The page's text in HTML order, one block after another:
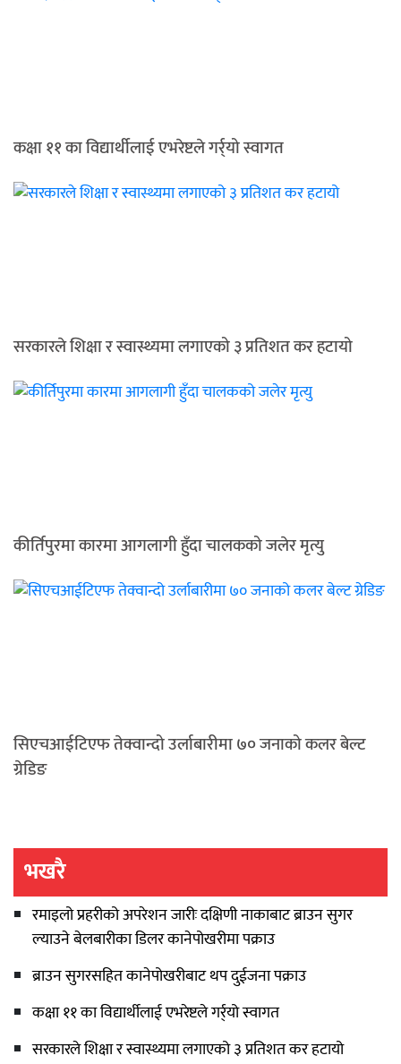
कक्षा ११ का विद्यार्थीलाई एभरेष्टले गर्र्यो स्वागत
सरकारले शिक्षा र स्वास्थ्यमा लगाएको ३ प्रतिशत कर हटायो
कीर्तिपुरमा कारमा आगलागी हुँदा चालकको जलेर मृत्यु
सिएचआईटिएफ तेक्वान्दो उर्लाबारीमा ७० जनाको कलर बेल्ट
ग्रेडिङ
भखरै
रमाइलो प्रहरीको अपरेशन जारीः दक्षिणी नाकाबाट ब्राउन सुगर
ल्याउने बेलबारीका डिलर कानेपोखरीमा पक्राउ
ब्राउन सुगरसहित कानेपोखरीबाट थप दुईजना पक्राउ
कक्षा ११ का विद्यार्थीलाई एभरेष्टले गर्र्यो स्वागत
सरकारले शिक्षा र स्वास्थ्यमा लगाएको ३ प्रतिशत कर हटायो